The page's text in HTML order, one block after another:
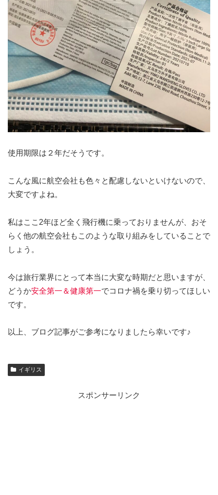
使用期限は２年だそうです。
こんな風に航空会社も色々と配慮しないといけないので、
大変ですよね。
私はここ2年ほど全く飛行機に乗っておりませんが、おそ
らく他の航空会社もこのような取り組みをしていることで
しょう。
今は旅行業界にとって本当に大変な時期だと思いますが、
どうか安全第一＆健康第一でコロナ禍を乗り切ってほしい
です。
以上、ブログ記事がご参考になりましたら幸いです♪
イギリス
スポンサーリンク